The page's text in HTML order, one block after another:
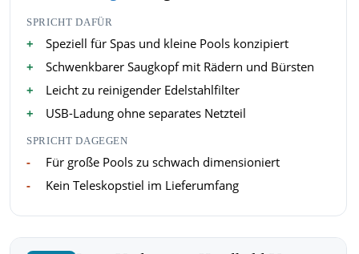
SPRICHT DAFÜR
Speziell für Spas und kleine Pools konzipiert
Schwenkbarer Saugkopf mit Rädern und Bürsten
Leicht zu reinigender Edelstahlfilter
USB-Ladung ohne separates Netzteil
SPRICHT DAGEGEN
Für große Pools zu schwach dimensioniert
Kein Teleskopstiel im Lieferumfang